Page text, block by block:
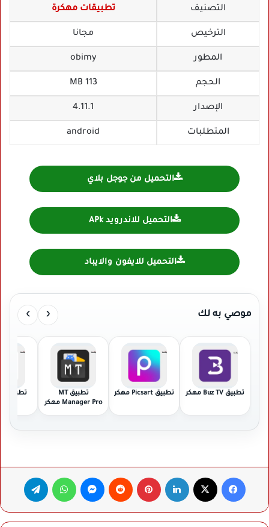
التصنيف تطبيقات مهكرة
الترخيص مجانا
المطور obimy‏
الحجم 113 MB
الإصدار 4.11.1
المتطلبات android
التحميل من جوجل بلاي
التحميل للاندرويد APk
التحميل للايفون والايباد
موصي به لك ‹
›
تطبيق Buz TV مهكر تطبيق Picsart مهكر
تطبيق MT
Manager Pro مهكر
فيسبوك لينكدإن بينتيريست ماسنجر واتساب